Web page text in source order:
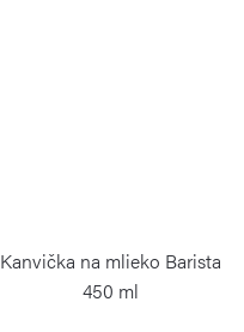
Kanvička na mlieko Barista
450 ml